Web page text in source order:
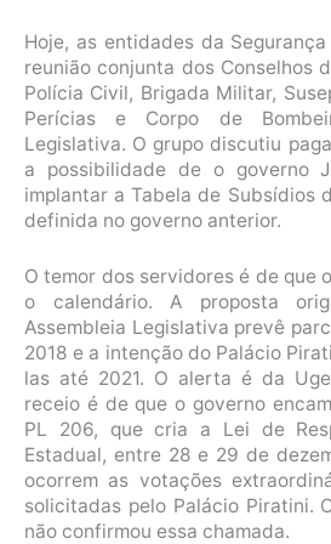
Hoje, as entidades da
reunião conjunta dos Conselhos
Polícia Civil, Brigada Militar,
Perícias e Corpo de
Legislativa. O grupo discutiu
a possibilidade de o governo
implantar a Tabela de Subsídios
definida no governo anterior.
O temor dos servidores é de que
o calendário. A proposta
Assembleia Legislativa prevê
2018 e a intenção do Palácio
las até 2021. O alerta é da
receio é de que o governo
PL 206, que cria a Lei de
Estadual, entre 28 e 29 de
ocorrem as votações
solicitadas pelo Palácio Piratini.
não confirmou essa chamada.